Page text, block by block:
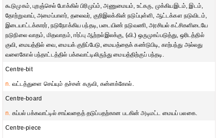
கூடுமுகம், புறஞ்செல் போக்கில் பிரிமுப்ம், அணுமையம், உட்கரு, முக்கியஇடம், இடம்,
தோற்றுவாய், அமைப்பாளர், தலைவர், குறிஇலக்கின் நடுப்புள்ளி, ஆட்டக்கள நடுவிடம்,
இடையாட்டக்காரர், நடுநோக்கிய பந்தடி, படையிண் நடுவணி, அரசியல் கட்சிகளிடையே
நடுநிலை வாதம், மிதவாதம், ஈர்ப்பு ஆற்றல்இலக்கு, (வி.) ஒருமுகப்படுத்து, ஒரிடத்தில்
குவி, மையத்தில் வை, மையக் குறிப்பேடு, மையத்தைக் கண்டுபிடி, காற்பந்து அல்லது
வளைகோல் பந்தாட்டத்தில் பக்கவாட்டிலிருந்து மையத்திற்குப் பந்தடி.
Centre-bit
n. வட்டத்துளை செய்யும் தச்சன் கருவி, கன்னக்கோல்.
Centre-board
n. கப்பல் பக்கவாட்டில் சாய்வதைத் தடுப்பதற்கான படகின் அடிமட்ட மையப் பலகை.
Centre-piece